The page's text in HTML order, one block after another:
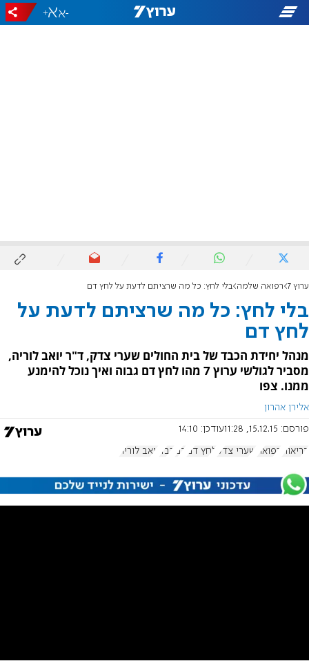
-
+
ערוץ 7 רפואה שלמה בלי לחץ: כל מה שרציתם לדעת על לחץ דם
בלי לחץ: כל מה שרציתם לדעת על
לחץ דם
מנהל יחידת הכבד של בית החולים שערי צדק, ד"ר יואב לוריה,
מסביר לגולשי ערוץ 7 מהו לחץ דם גבוה ואיך נוכל להימנע
ממנו. צפו
אלירן אהרון
פורסם: 15.12.15, 11:28 עודכן: 14:10
בריאות רפואה שערי צדק לחץ דם דם כבד יואב לוריה